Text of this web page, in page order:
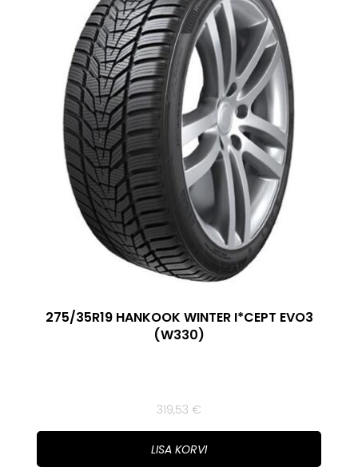
275/35R19 HANKOOK WINTER I*CEPT EVO3
(W330)
319,53 €
LISA KORVI